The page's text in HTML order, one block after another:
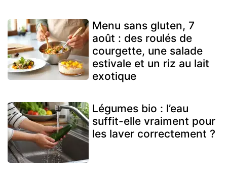
Menu sans gluten, 7
août : des roulés de
courgette, une salade
estivale et un riz au lait
exotique
Légumes bio : l’eau
suffit-elle vraiment pour
les laver correctement ?